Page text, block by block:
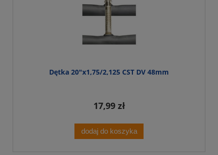
Dętka 20"x1,75/2,125 CST DV 48mm
17,99 zł
dodaj do koszyka